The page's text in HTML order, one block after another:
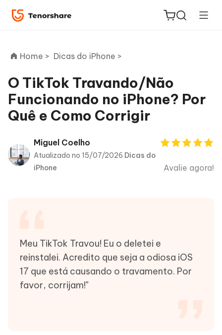
ReiBoot
for iOS
PDNob
PDF
Editor
Novo
Home > Dicas do iPhone >
O TikTok Travando/Não
Funcionando no iPhone? Por
Quê e Como Corrigir
Miguel Coelho
Atualizado no 15/07/2026 Dicas do
iPhone
Avalie agora!
Meu TikTok Travou! Eu o deletei e
reinstalei. Acredito que seja a odiosa iOS
17 que está causando o travamento. Por
favor, corrijam!"